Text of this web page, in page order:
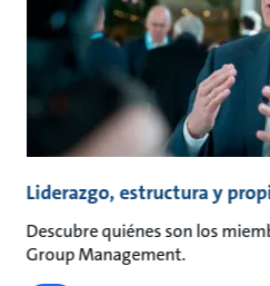
Liderazgo, estructura y
Descubre quiénes son los
Group Management.